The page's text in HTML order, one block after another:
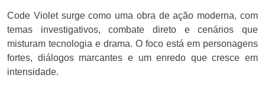
Code Violet surge como uma obra de ação moderna, com
temas investigativos, combate direto e cenários que
misturam tecnologia e drama. O foco está em personagens
fortes, diálogos marcantes e um enredo que cresce em
intensidade.